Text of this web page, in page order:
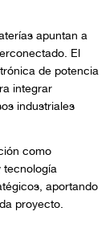
apuntan a
El
de potencia
integrar
industriales
como
aportando
proyecto.